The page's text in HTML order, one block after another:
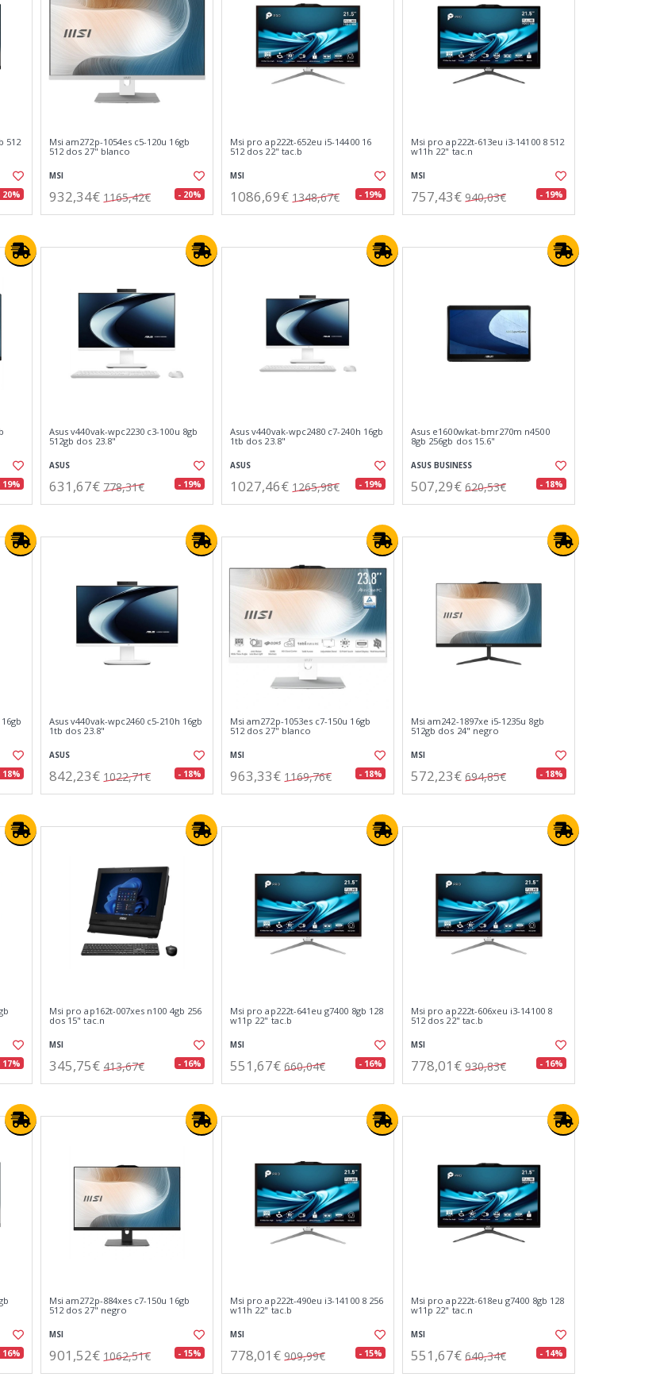
512
20%
Msi am272p-1054es c5-120u 16gb
512 dos 27" blanco
MSI
932,34€ 1165,42€ - 20%
Msi pro ap222t-652eu i5-14400 16
512 dos 22" tac.b
MSI
1086,69€ 1348,67€ - 19%
Msi pro ap222t-613eu i3-14100 8 512
w11h 22" tac.n
MSI
757,43€ 940,03€ - 19%
19%
Asus v440vak-wpc2230 c3-100u 8gb
512gb dos 23.8"
ASUS
631,67€ 778,31€ - 19%
Asus v440vak-wpc2480 c7-240h 16gb
1tb dos 23.8"
ASUS
1027,46€ 1265,98€ - 19%
Asus e1600wkat-bmr270m n4500
8gb 256gb dos 15.6"
ASUS BUSINESS
507,29€ 620,53€ - 18%
18%
Asus v440vak-wpc2460 c5-210h 16gb
1tb dos 23.8"
ASUS
842,23€ 1022,71€ - 18%
Msi am272p-1053es c7-150u 16gb
512 dos 27" blanco
MSI
963,33€ 1169,76€ - 18%
Msi am242-1897xe i5-1235u 8gb
512gb dos 24" negro
MSI
572,23€ 694,85€ - 18%
17%
Msi pro ap162t-007xes n100 4gb 256
dos 15" tac.n
MSI
345,75€ 413,67€ - 16%
Msi pro ap222t-641eu g7400 8gb 128
w11p 22" tac.b
MSI
551,67€ 660,04€ - 16%
Msi pro ap222t-606xeu i3-14100 8
512 dos 22" tac.b
MSI
778,01€ 930,83€ - 16%
16%
Msi am272p-884xes c7-150u 16gb
512 dos 27" negro
MSI
901,52€ 1062,51€ - 15%
Msi pro ap222t-490eu i3-14100 8 256
w11h 22" tac.b
MSI
778,01€ 909,99€ - 15%
Msi pro ap222t-618eu g7400 8gb 128
w11p 22" tac.n
MSI
551,67€ 640,34€ - 14%